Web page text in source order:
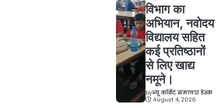
विभाग का
अभियान, नवोदय
विद्यालय सहित
कई प्रतिष्ठानों
से लिए खाद्य
नमूने।
byन्यू कॉर्बेट समाचार डेस्क
August 4, 2026